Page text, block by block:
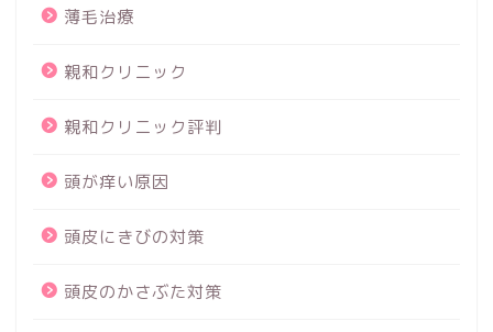
薄毛治療
親和クリニック
親和クリニック評判
頭が痒い原因
頭皮にきびの対策
頭皮のかさぶた対策